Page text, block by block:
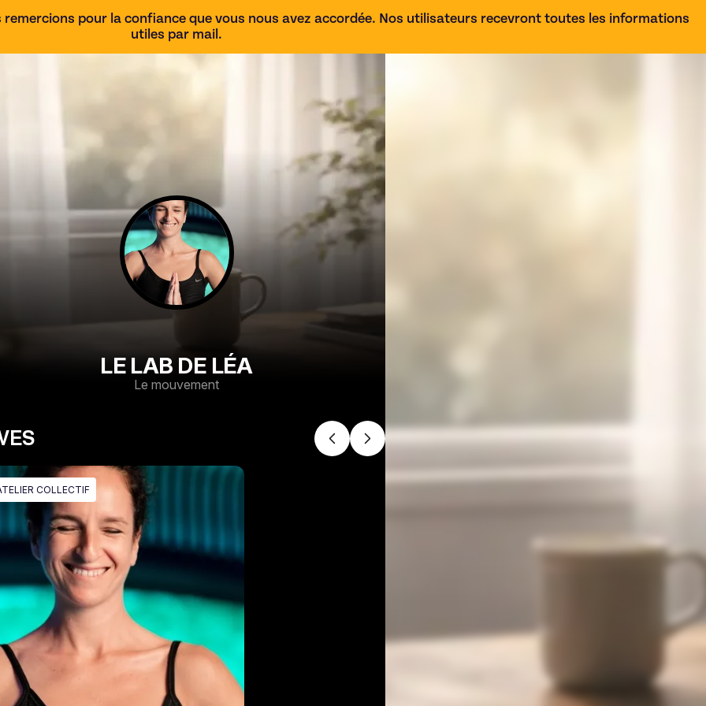
pour la confiance que vous nous avez accordée. Nos utilisateurs recevront toutes les informations
utiles par mail.
LE LAB DE LÉA
Le mouvement
COLLECTIF